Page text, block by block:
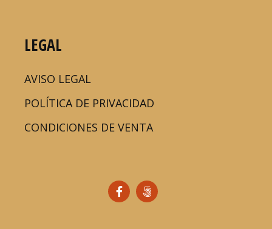
LEGAL
AVISO LEGAL
POLÍTICA DE PRIVACIDAD
CONDICIONES DE VENTA